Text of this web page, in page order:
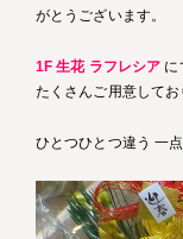
がとうございます。
1F 生花 ラフレシア に
たくさんご用意してお
ひとつひとつ違う 一点